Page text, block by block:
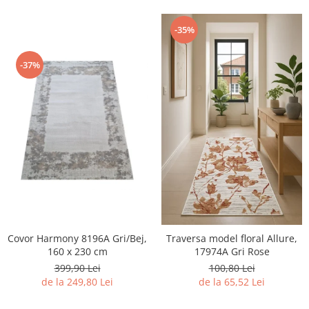
-37%
Covor Harmony 8196A Gri/Bej,
160 x 230 cm
399,90 Lei
de la 249,80 Lei
-35%
Traversa model floral Allure,
17974A Gri Rose
100,80 Lei
de la 65,52 Lei